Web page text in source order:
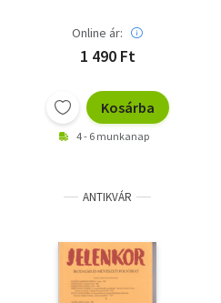
Online ár:
1 490 Ft
Kosárba
4 - 6 munkanap
ANTIKVÁR